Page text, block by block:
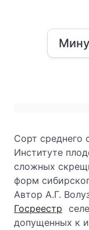
Сорт среднего
Институте
сложных
форм
Автор А.Г.
Госреестр
допущенных к